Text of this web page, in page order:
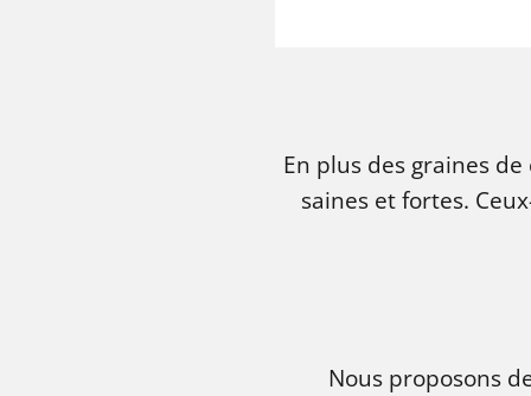
En plus des graines
saines et fortes.
Nous proposons